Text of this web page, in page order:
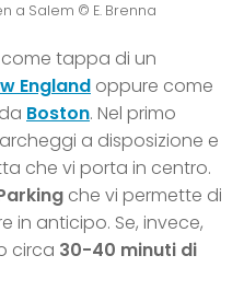
a Salem © E. Brenna
tappa di un
England oppure come
Boston. Nel primo
a disposizione e
che vi porta in centro.
che vi permette di
in anticipo. Se, invece,
circa 30-40 minuti di